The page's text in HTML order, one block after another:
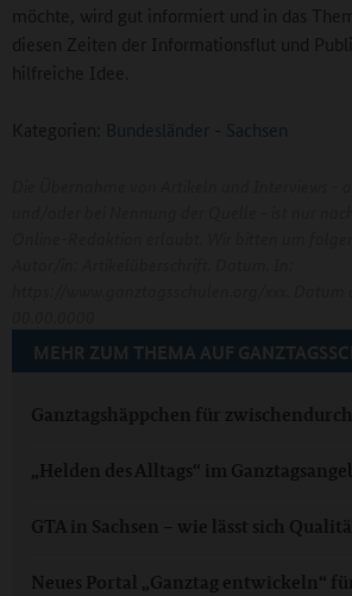
möchte, wird gut informiert und in das
diesen Zeiten der Informationsflut und
hilfreiche Idee.
Kategorien: Bundesländer - Sachsen
MEHR ZUM THEMA AUF
Ganztagshäppchen für zwischendurch
„Helden des Alltags“ im
GTA in Sachsen – wie lässt sich
Neues Portal „Ganztag entwickeln“